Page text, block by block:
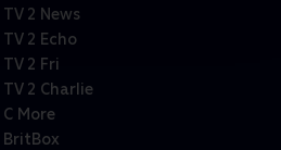
TV 2 News
TV 2 Echo
TV 2 Fri
TV 2 Charlie
C More
BritBox